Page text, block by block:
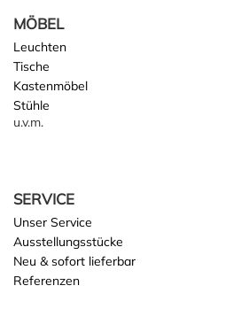
MÖBEL
Leuchten
Tische
Kastenmöbel
Stühle
u.v.m.
SERVICE
Unser Service
Ausstellungsstücke
Neu & sofort lieferbar
Referenzen